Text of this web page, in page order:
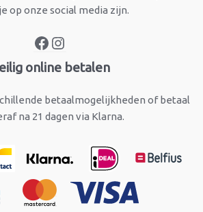
op onze social media zijn.
online betalen
betaalmogelijkheden of betaal
na 21 dagen via Klarna.